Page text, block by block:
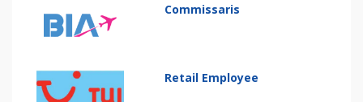
Commissaris
Retail Employee